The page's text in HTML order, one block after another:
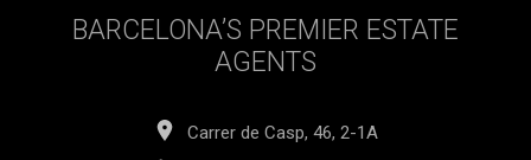
a aquells que busquen una casa moderna i espaiosa a
BARCELONA’S PREMIER ESTATE
AGENTS
Carrer de Casp, 46, 2-1A